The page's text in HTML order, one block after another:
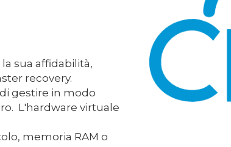
sua affidabilità,
recovery.
gestire in modo
L'hardware virtuale
memoria RAM o